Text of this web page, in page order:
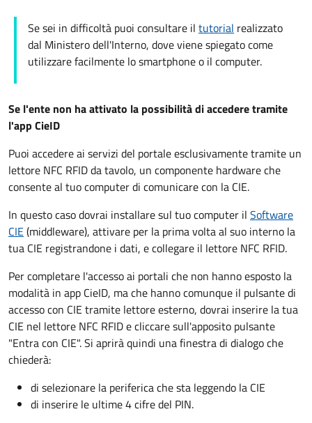
Se sei in difficoltà puoi consultare il tutorial realizzato
dal Ministero dell'Interno, dove viene spiegato come
utilizzare facilmente lo smartphone o il computer.
Se l'ente non ha attivato la possibilità di accedere tramite
l'app CieID
Puoi accedere ai servizi del portale esclusivamente tramite un
lettore NFC RFID da tavolo, un componente hardware che
consente al tuo computer di comunicare con la CIE.
In questo caso dovrai installare sul tuo computer il Software
CIE(middleware), attivare per la prima volta al suo interno la
tua CIE registrandone i dati, e collegare il lettore NFC RFID.
Per completare l'accesso ai portali che non hanno esposto la
modalità in app CieID, ma che hanno comunque il pulsante di
accesso con CIE tramite lettore esterno, dovrai inserire la tua
CIE nel lettore NFC RFID e cliccare sull'apposito pulsante
"Entra con CIE". Si aprirà quindi una finestra di dialogo che
chiederà:
di selezionare la periferica che sta leggendo la CIE
di inserire le ultime 4 cifre del PIN.